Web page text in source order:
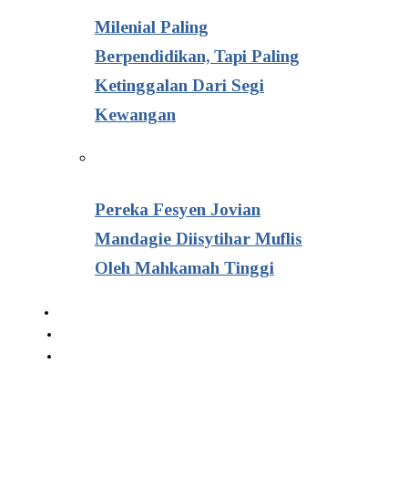
Milenial Paling
Berpendidikan, Tapi Paling
Ketinggalan Dari Segi
Kewangan
Pereka Fesyen Jovian
Mandagie Diisytihar Muflis
Oleh Mahkamah Tinggi